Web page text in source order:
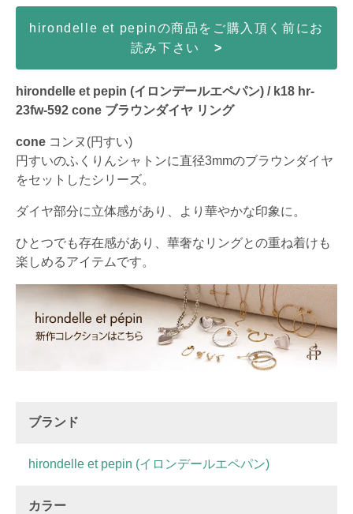
hirondelle et pepinの商品をご購入頂く前にお
読み下さい >
hirondelle et pepin (イロンデールエペパン) / k18 hr-
23fw-592 cone ブラウンダイヤ リング
cone コンヌ(円すい)
円すいのふくりんシャトンに直径3mmのブラウンダイヤ
をセットしたシリーズ。
ダイヤ部分に立体感があり、より華やかな印象に。
ひとつでも存在感があり、華奢なリングとの重ね着けも
楽しめるアイテムです。
ブランド
hirondelle et pepin (イロンデールエペパン)
カラー